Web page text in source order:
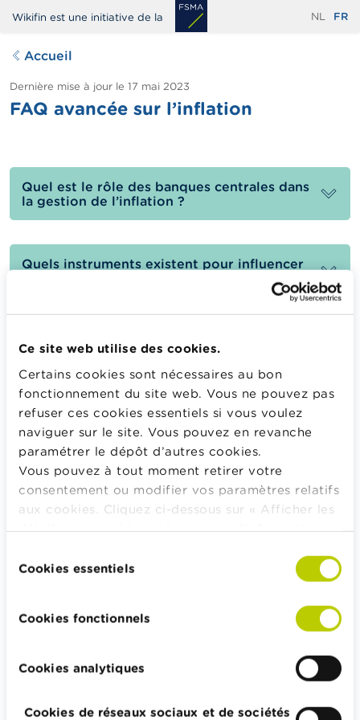
Ce site web utilise des cookies.
Certains cookies sont nécessaires au bon
fonctionnement du site web. Vous ne pouvez pas
refuser ces cookies essentiels si vous voulez
naviguer sur le site. Vous pouvez en revanche
paramétrer le dépôt d’autres cookies.
Vous pouvez à tout moment retirer votre
consentement ou modifier vos paramètres relatifs
aux cookies. Cliquez ci-dessous sur « Afficher les
détails » pour obtenir davantage d'informations.
consultable dans son intégralité
duCookies essentiels
Cookies fonctionnels
Cookies analytiques
Cookies de réseaux sociaux et de sociétés
Aller
contenu
Wikifin est une initiative de la NL FR
Accueil
Dernière mise à jour le 17 mai 2023
FAQ avancée sur l’inflation
Quel est le rôle des banques centrales dans
la gestion de l’inflation ?
Quels instruments existent pour influencer
Calculateurs, conseils pratiques, checklists
Budget, payer, emprunter et assurer
Famille
Épargner et investir
Hériter
Pension et préparation de la retraite
Impôts, emplois et revenus
Logement et emprunt hypothécaire
met gratuitement à votre disposition une information
indépendante, fiable et pratique. Il est sans aucun lien avec
En savoir plus sur Wikifin